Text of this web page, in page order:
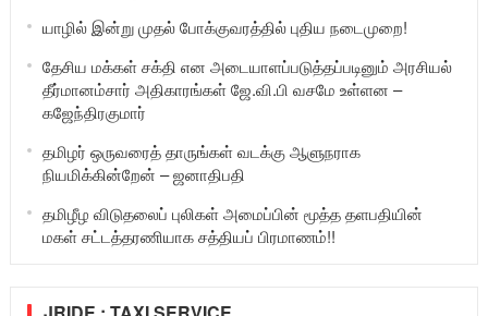
யாழில் இன்று முதல் போக்குவரத்தில் புதிய நடைமுறை!
தேசிய மக்கள் சக்தி என அடையாளப்படுத்தப்படினும் அரசியல்
தீர்மானம்சார் அதிகாரங்கள் ஜே.வி.பி வசமே உள்ளன –
கஜேந்திரகுமார்
தமிழர் ஒருவரைத் தாருங்கள் வடக்கு ஆளுநராக
நியமிக்கின்றேன் – ஜனாதிபதி
தமிழீழ விடுதலைப் புலிகள் அமைப்பின் மூத்த தளபதியின்
மகள் சட்டத்தரணியாக சத்தியப் பிரமாணம்!!